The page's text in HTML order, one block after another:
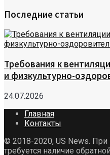
Последние статьи
Требования к
и физкультурно-
24.07.2026
Главная
Контакты
© 2018-2020, US News.
требуется наличие